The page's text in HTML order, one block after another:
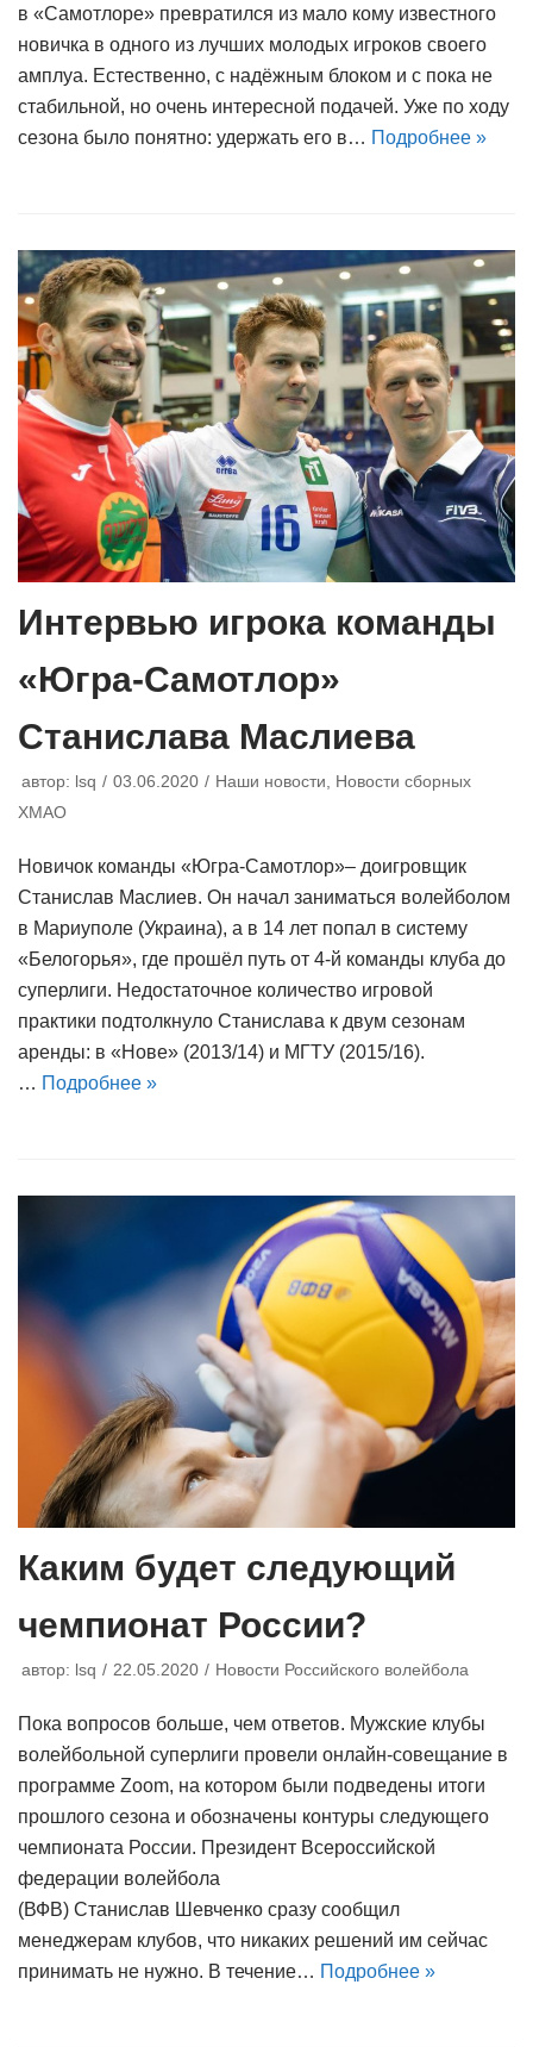
в «Самотлоре» превратился из мало кому известного
новичка в одного из лучших молодых игроков своего
амплуа. Естественно, с надёжным блоком и с пока не
стабильной, но очень интересной подачей. Уже по ходу
сезона было понятно: удержать его в… Подробнее »
Интервью игрока команды
«Югра-Самотлор»
Станислава Маслиева
автор: lsq 03.06.2020 Наши новости
Новости сборных
ХМАО
Новичок команды «Югра-Самотлор»– доигровщик
Станислав Маслиев. Он начал заниматься волейболом
в Мариуполе (Украина), а в 14 лет попал в систему
«Белогорья», где прошёл путь от 4-й команды клуба до
суперлиги. Недостаточное количество игровой
практики подтолкнуло Станислава к двум сезонам
аренды: в «Нове» (2013/14) и МГТУ (2015/16).
… Подробнее »
Каким будет следующий
чемпионат России?
автор: lsq 22.05.2020 Новости Российского волейбола
Пока вопросов больше, чем ответов. Мужские клубы
волейбольной суперлиги провели онлайн-совещание в
программе Zoom, на котором были подведены итоги
прошлого сезона и обозначены контуры следующего
чемпионата России. Президент Всероссийской
федерации волейбола
(ВФВ) Станислав Шевченко сразу сообщил
менеджерам клубов, что никаких решений им сейчас
принимать не нужно. В течение… Подробнее »